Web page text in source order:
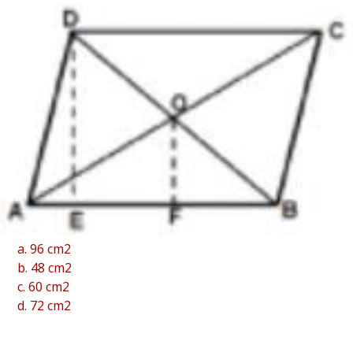
a. 96 cm2
b. 48 cm2
c. 60 cm2
d. 72 cm2